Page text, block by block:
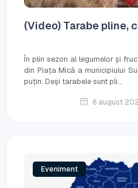
(Video) Tarabe pline,
În plin sezon al legumelor și
din Piața Mică a municipiului
puțin. Deși tarabele sunt pli...
6 august
Eveniment